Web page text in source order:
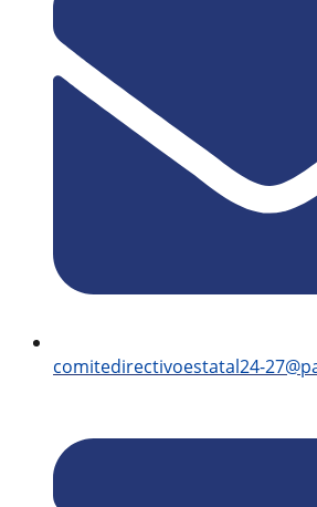
comitedirectivoestatal24-